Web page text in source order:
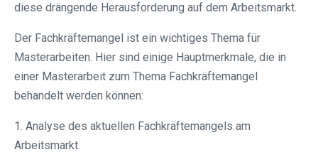
diese drängende Herausforderung auf dem Arbeitsmarkt.
Der Fachkräftemangel ist ein wichtiges Thema für
Masterarbeiten. Hier sind einige Hauptmerkmale, die in
einer Masterarbeit zum Thema Fachkräftemangel
behandelt werden können:
1. Analyse des aktuellen Fachkräftemangels am
Arbeitsmarkt.